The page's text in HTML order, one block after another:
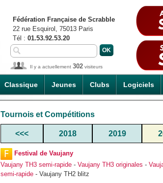
Classique Jeunes Clubs Logiciels
Fédération Française de Scrabble
22 rue Esquirol, 75013 Paris
Tél : 01.53.92.53.20
Il y a actuellement 302 visiteurs
Tournois et Compétitions
<<< 2018 2019
Festival de Vaujany
Vaujany TH3 semi-rapide - Vaujany TH3 originales -
semi-rapide - Vaujany TH2 blitz